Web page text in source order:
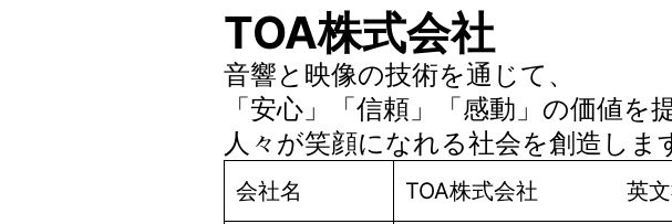
TOA株式会社
音響と映像の技術を通じて、
「安心」「信頼」「感動」の価値を
人々が笑顔になれる社会を創造しま
会社名 TOA株式会社 英文